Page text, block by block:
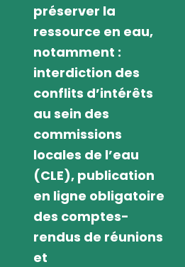
préserver la
ressource en eau,
notamment :
interdiction des
conflits d’intérêts
au sein des
commissions
locales de l’eau
(CLE), publication
en ligne obligatoire
des comptes-
rendus de réunions
et